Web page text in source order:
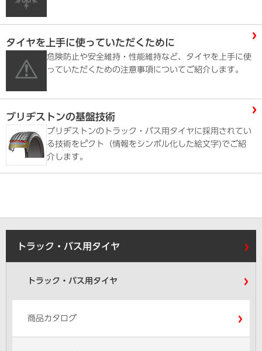
タイヤを上手に使っていただくために
危険防止や安全維持・性能維持など、タイヤを上手に使
っていただくための注意事項についてご紹介します。
ブリヂストンの基盤技術
ブリヂストンのトラック・バス用タイヤに採用されてい
る技術をピクト（情報をシンボル化した絵文字)でご紹
介します。
トラック・バス用タイヤ
トラック・バス用タイヤ
商品カタログ